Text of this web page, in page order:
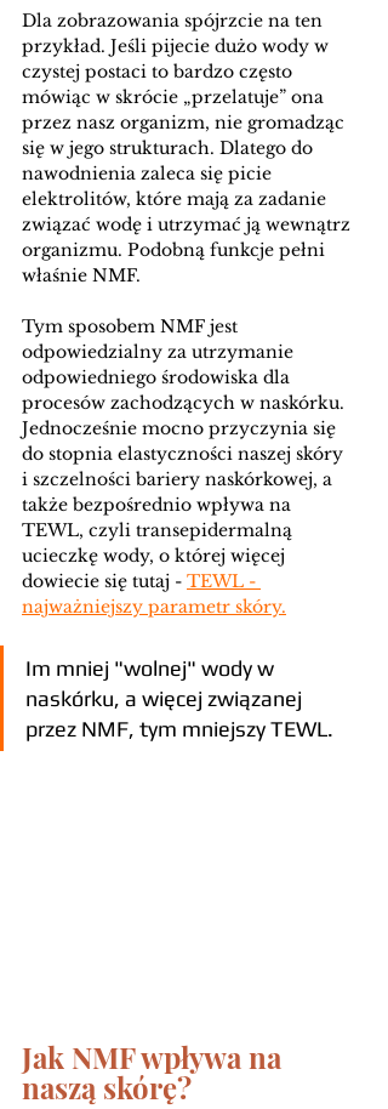
Dla zobrazowania spójrzcie na ten
przykład. Jeśli pijecie dużo wody w
czystej postaci to bardzo często
mówiąc w skrócie „przelatuje” ona
przez nasz organizm, nie gromadząc
się w jego strukturach. Dlatego do
nawodnienia zaleca się picie
elektrolitów, które mają za zadanie
związać wodę i utrzymać ją wewnątrz
organizmu. Podobną funkcje pełni
właśnie NMF.
Tym sposobem NMF jest
odpowiedzialny za utrzymanie
odpowiedniego środowiska dla
procesów zachodzących w naskórku.
Jednocześnie mocno przyczynia się
do stopnia elastyczności naszej skóry
i szczelności bariery naskórkowej, a
także bezpośrednio wpływa na
TEWL, czyli transepidermalną
ucieczkę wody, o której więcej
dowiecie się tutaj - TEWL -
najważniejszy parametr skóry.
Im mniej "wolnej" wody w
naskórku, a więcej związanej
przez NMF, tym mniejszy TEWL.
Jak NMF wpływa na
naszą skórę?